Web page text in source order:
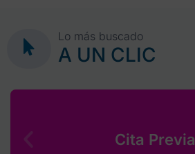
Lo más buscado
A UN CLIC
Cita Previa